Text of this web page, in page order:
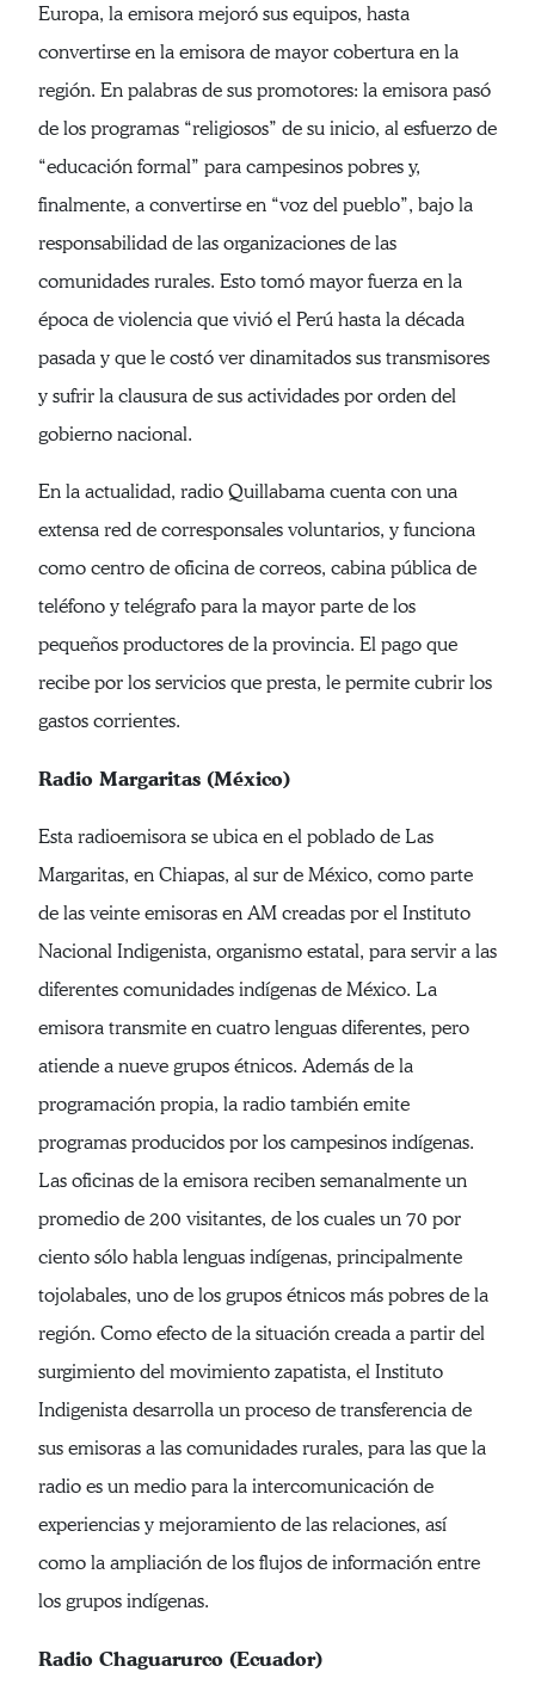
Europa, la emisora mejoró sus equipos, hasta
convertirse en la emisora de mayor cobertura en la
región. En palabras de sus promotores: la emisora pasó
de los programas “religiosos” de su inicio, al esfuerzo de
“educación formal” para campesinos pobres y,
finalmente, a convertirse en “voz del pueblo”, bajo la
responsabilidad de las organizaciones de las
comunidades rurales. Esto tomó mayor fuerza en la
época de violencia que vivió el Perú hasta la década
pasada y que le costó ver dinamitados sus transmisores
y sufrir la clausura de sus actividades por orden del
gobierno nacional.
En la actualidad, radio Quillabama cuenta con una
extensa red de corresponsales voluntarios, y funciona
como centro de oficina de correos, cabina pública de
teléfono y telégrafo para la mayor parte de los
pequeños productores de la provincia. El pago que
recibe por los servicios que presta, le permite cubrir los
gastos corrientes.
Radio Margaritas (México)
Esta radioemisora se ubica en el poblado de Las
Margaritas, en Chiapas, al sur de México, como parte
de las veinte emisoras en AM creadas por el Instituto
Nacional Indigenista, organismo estatal, para servir a las
diferentes comunidades indígenas de México. La
emisora transmite en cuatro lenguas diferentes, pero
atiende a nueve grupos étnicos. Además de la
programación propia, la radio también emite
programas producidos por los campesinos indígenas.
Las oficinas de la emisora reciben semanalmente un
promedio de 200 visitantes, de los cuales un 70 por
ciento sólo habla lenguas indígenas, principalmente
tojolabales, uno de los grupos étnicos más pobres de la
región. Como efecto de la situación creada a partir del
surgimiento del movimiento zapatista, el Instituto
Indigenista desarrolla un proceso de transferencia de
sus emisoras a las comunidades rurales, para las que la
radio es un medio para la intercomunicación de
experiencias y mejoramiento de las relaciones, así
como la ampliación de los flujos de información entre
los grupos indígenas.
Radio Chaguarurco (Ecuador)